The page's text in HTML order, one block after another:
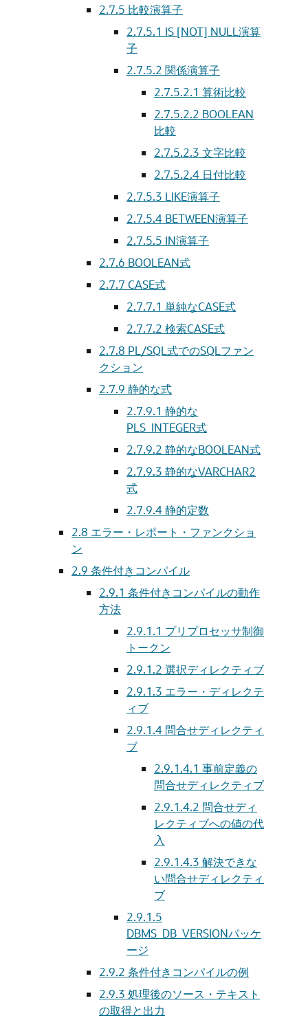
2.7.5 比較演算子
2.7.5.1 IS [NOT] NULL演算
子
2.7.5.2 関係演算子
2.7.5.2.1 算術比較
2.7.5.2.2 BOOLEAN
比較
2.7.5.2.3 文字比較
2.7.5.2.4 日付比較
2.7.5.3 LIKE演算子
2.7.5.4 BETWEEN演算子
2.7.5.5 IN演算子
2.7.6 BOOLEAN式
2.7.7 CASE式
2.7.7.1 単純なCASE式
2.7.7.2 検索CASE式
2.7.8 PL/SQL式でのSQLファン
クション
2.7.9 静的な式
2.7.9.1 静的な
PLS_INTEGER式
2.7.9.2 静的なBOOLEAN式
2.7.9.3 静的なVARCHAR2
式
2.7.9.4静的定数
2.8 エラー・レポート・ファンクショ
ン
2.9 条件付きコンパイル
2.9.1 条件付きコンパイルの動作
方法
2.9.1.1 プリプロセッサ制御
トークン
2.9.1.2 選択ディレクティブ
2.9.1.3 エラー・ディレクテ
ィブ
2.9.1.4 問合せディレクティ
ブ
2.9.1.4.1 事前定義の
問合せディレクティブ
2.9.1.4.2 問合せディ
レクティブへの値の代
入
2.9.1.4.3 解決できな
い問合せディレクティ
ブ
2.9.1.5
DBMS_DB_VERSIONパッケ
ージ
2.9.2 条件付きコンパイルの例
2.9.3 処理後のソース・テキスト
の取得と出力